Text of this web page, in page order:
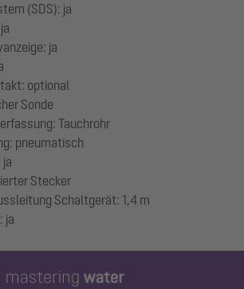
(SDS): ja
ja
optional
Sonde
Tauchrohr
pneumatisch
Stecker
Schaltgerät: 1,4 m